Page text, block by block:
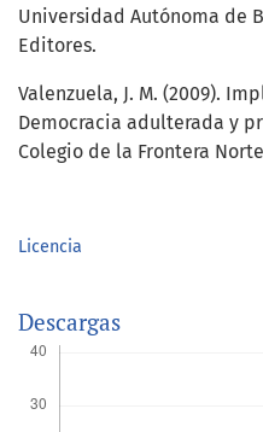
Universidad Autónoma de
Editores.
Valenzuela, J. M. (2009).
Democracia adulterada y
Colegio de la Frontera
Licencia
Descargas